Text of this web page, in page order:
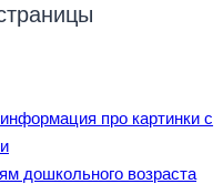
про картинки с
дошкольного возраста